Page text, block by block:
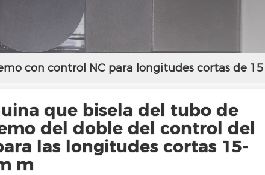
con control NC para longitudes cortas de
que bisela del tubo de
del doble del control del
las longitudes cortas 15-
m